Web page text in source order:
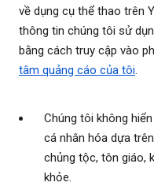
về dụng cụ thể thao trên
thông tin chúng tôi sử
bằng cách truy cập vào
tâm quảng cáo của tôi.
Chúng tôi không
cá nhân hóa dựa
chủng tộc, tôn giáo,
khỏe.